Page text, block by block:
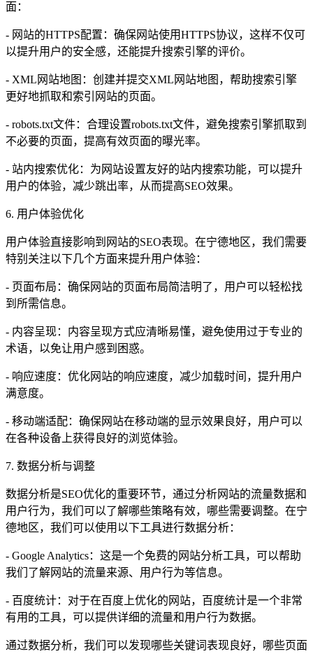
面：
- 网站的HTTPS配置：确保网站使用HTTPS协议，这样不仅可
以提升用户的安全感，还能提升搜索引擎的评价。
- XML网站地图：创建并提交XML网站地图，帮助搜索引擎
更好地抓取和索引网站的页面。
- robots.txt文件：合理设置robots.txt文件，避免搜索引擎抓取到
不必要的页面，提高有效页面的曝光率。
- 站内搜索优化：为网站设置友好的站内搜索功能，可以提升
用户的体验，减少跳出率，从而提高SEO效果。
6. 用户体验优化
用户体验直接影响到网站的SEO表现。在宁德地区，我们需要
特别关注以下几个方面来提升用户体验：
- 页面布局：确保网站的页面布局简洁明了，用户可以轻松找
到所需信息。
- 内容呈现：内容呈现方式应清晰易懂，避免使用过于专业的
术语，以免让用户感到困惑。
- 响应速度：优化网站的响应速度，减少加载时间，提升用户
满意度。
- 移动端适配：确保网站在移动端的显示效果良好，用户可以
在各种设备上获得良好的浏览体验。
7. 数据分析与调整
数据分析是SEO优化的重要环节，通过分析网站的流量数据和
用户行为，我们可以了解哪些策略有效，哪些需要调整。在宁
德地区，我们可以使用以下工具进行数据分析：
- Google Analytics：这是一个免费的网站分析工具，可以帮助
我们了解网站的流量来源、用户行为等信息。
- 百度统计：对于在百度上优化的网站，百度统计是一个非常
有用的工具，可以提供详细的流量和用户行为数据。
通过数据分析，我们可以发现哪些关键词表现良好，哪些页面